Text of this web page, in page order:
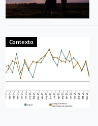
Contexto